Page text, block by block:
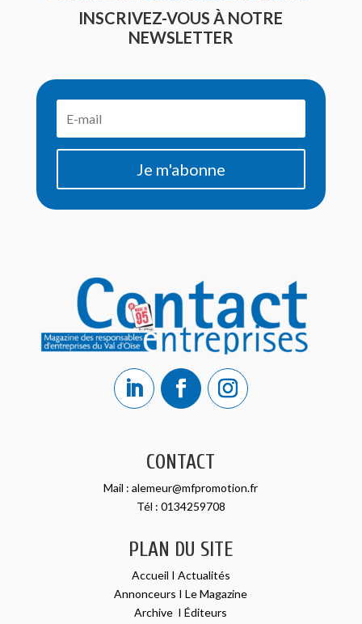
INSCRIVEZ-VOUS À NOTRE
NEWSLETTER
Je m'abonne
CONTACT
Mail :alemeur@mfpromotion.fr
Tél : 0134259708
PLAN DU SITE
Accueil I Actualités
Annonceurs ILe Magazine
Archive IÉditeurs